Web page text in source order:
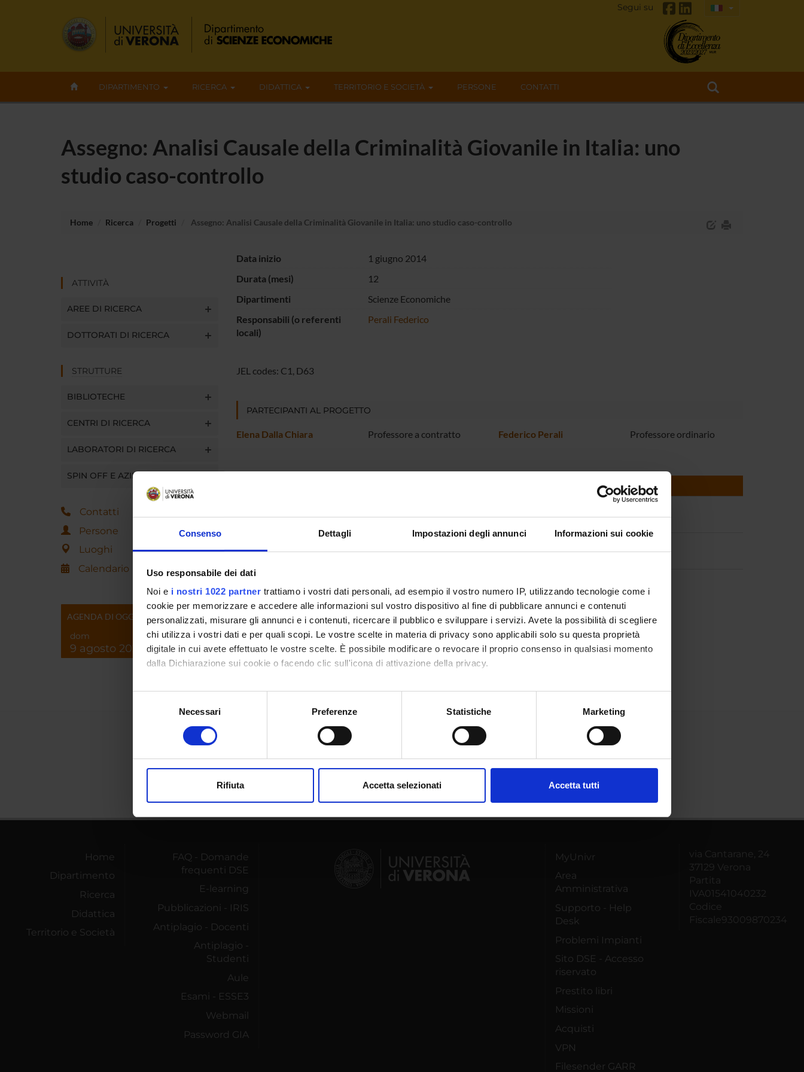
Consenso Dettagli Impostazioni degli annunci Informazioni sui cookie
Uso responsabile dei dati
Noi e i nostri 1022 partner trattiamo i vostri dati personali, ad esempio il vostro numero IP, utilizzando tecnologie come i
cookie per memorizzare e accedere alle informazioni sul vostro dispositivo al fine di pubblicare annunci e contenuti
personalizzati, misurare gli annunci e i contenuti, ricercare il pubblico e sviluppare i servizi. Avete la possibilità di scegliere
chi utilizza i vostri dati e per quali scopi. Le vostre scelte in materia di privacy sono applicabili solo su questa proprietà
digitale in cui avete effettuato le vostre scelte. È possibile modificare o revocare il proprio consenso in qualsiasi momento
dalla Dichiarazione sui cookie o facendo clic sull'icona di attivazione della privacy.
Con il tuo consenso, vorremmo anche:
raccogliere informazioni sulla tua posizione geografica, con un'approssimazione di qualche metro,
digitali).
modificare o ritirare il tuo consenso in qualsiasi momento dalla Dichiarazione sui cookie.
Necessari Preferenze Statistiche Marketing
Rifiuta Accetta selezionati Accetta tutti
Segui su
DIPARTIMENTO RICERCA DIDATTICA TERRITORIO E SOCIETÀ PERSONE CONTATTI
Assegno: Analisi Causale della Criminalità Giovanile in Italia: uno
studio caso-controllo
Home Ricerca Progetti Assegno: Analisi Causale della Criminalità Giovanile in Italia: uno studio caso-controllo
ATTIVITÀ
AREE DI RICERCA
DOTTORATI DI RICERCA
STRUTTURE
BIBLIOTECHE
CENTRI DI RICERCA
LABORATORI DI RICERCA
SPIN OFF E AZIENDE
Contatti
Persone
Luoghi
Calendario
AGENDA DI OGGI
dom
9 agosto 2026
Data inizio
1 giugno 2014
Durata (mesi)
12
Dipartimenti
Scienze Economiche
Responsabili (o referenti
locali)
Perali Federico
JEL codes: C1, D63
PARTECIPANTI AL PROGETTO
Elena Dalla Chiara Professore a contratto Federico Perali Professore ordinario
Econometric and Statistical Methods and Methodology: General
Home
Dipartimento
Ricerca
Didattica
Territorio e Società
FAQ - Domande
frequenti DSE
E-learning
Pubblicazioni - IRIS
Antiplagio - Docenti
Antiplagio -
Studenti
Aule
Esami - ESSE3
Webmail
Password GIA
MyUnivr
Area
Amministrativa
Supporto - Help
Desk
Problemi Impianti
Sito DSE - Accesso
riservato
Prestito libri
Missioni
Acquisti
VPN
Filesender GARR
via Cantarane, 24
37129 Verona
Partita
IVA01541040232
Codice
Fiscale93009870234